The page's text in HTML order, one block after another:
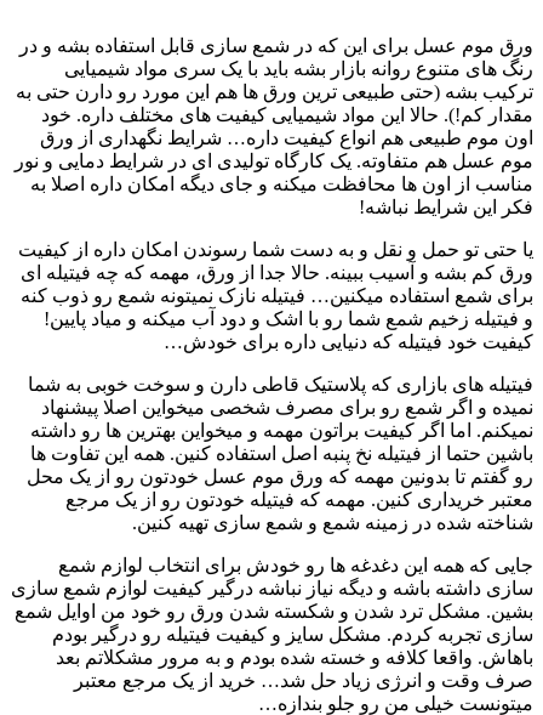
ورق موم عسل برای این که در شمع سازی قابل استفاده بشه و در
رنگ های متنوع روانه بازار بشه باید با یک سری مواد شیمیایی
ترکیب بشه (حتی طبیعی ترین ورق ها هم این مورد رو دارن حتی به
مقدار کم!). حالا این مواد شیمیایی کیفیت های مختلف داره. خود
اون موم طبیعی هم انواع کیفیت داره… شرایط نگهداری از ورق
موم عسل هم متفاوته. یک کارگاه تولیدی ای در شرایط دمایی و نور
مناسب از اون ها محافظت میکنه و جای دیگه امکان داره اصلا به
فکر این شرایط نباشه!
یا حتی تو حمل و نقل و به دست شما رسوندن امکان داره از کیفیت
ورق کم بشه و آسیب ببینه. حالا جدا از ورق، مهمه که چه فیتیله ای
برای شمع استفاده میکنین… فیتیله نازک نمیتونه شمع رو ذوب کنه
و فیتیله زخیم شمع شما رو با اشک و دود آب میکنه و میاد پایین!
کیفیت خود فیتیله که دنیایی داره برای خودش…
فیتیله های بازاری که پلاستیک قاطی دارن و سوخت خوبی به شما
نمیده و اگر شمع رو برای مصرف شخصی میخواین اصلا پیشنهاد
نمیکنم. اما اگر کیفیت براتون مهمه و میخواین بهترین ها رو داشته
باشین حتما از فیتیله نخ پنبه اصل استفاده کنین. همه این تفاوت ها
رو گفتم تا بدونین مهمه که ورق موم عسل خودتون رو از یک محل
معتبر خریداری کنین. مهمه که فیتیله خودتون رو از یک مرجع
شناخته شده در زمینه شمع و شمع سازی تهیه کنین.
جایی که همه این دغدغه ها رو خودش برای انتخاب لوازم شمع
سازی داشته باشه و دیگه نیاز نباشه درگیر کیفیت لوازم شمع سازی
بشین. مشکل ترد شدن و شکسته شدن ورق رو خود من اوایل شمع
سازی تجربه کردم. مشکل سایز و کیفیت فیتیله رو درگیر بودم
باهاش. واقعا کلافه و خسته شده بودم و به مرور مشکلاتم بعد
صرف وقت و انرژی زیاد حل شد… خرید از یک مرجع معتبر
میتونست خیلی من رو جلو بندازه…